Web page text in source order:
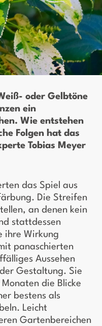
oder Gelbtöne
ein
Wie entstehen
Folgen hat das
Tobias Meyer
das Spiel aus
Die Streifen
an denen kein
stattdessen
ihre Wirkung
panaschierten
Aussehen
Gestaltung. Sie
die Blicke
bestens als
Leicht
Gartenbereichen